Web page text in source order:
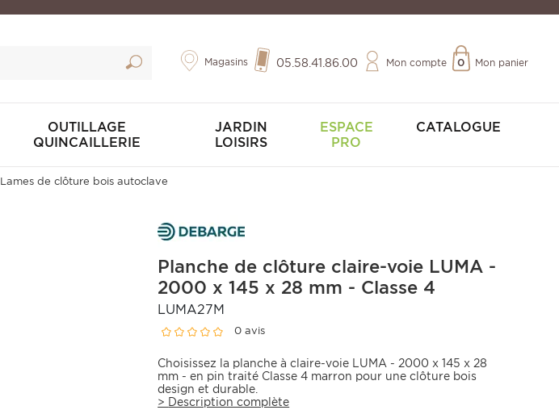
Magasins 05.58.41.86.00 Mon compte Mon panier
0
OUTILLAGE
QUINCAILLERIE
JARDIN
LOISIRS
ESPACE
PRO
CATALOGUE
Lames de clôture bois autoclave
Planche de clôture claire-voie LUMA -
2000 x 145 x 28 mm - Classe 4
LUMA27M
0 avis
Choisissez la planche à claire-voie LUMA - 2000 x 145 x 28
mm - en pin traité Classe 4 marron pour une clôture bois
design et durable.
> Description complète